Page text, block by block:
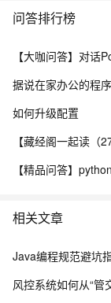
---
---
--templates
-
这样配置哪里错了
问答排行榜
据说在家办公的程
如何升级配置
【精品问答】
相关文章
Java编程规范避坑
风控系统如何从“管